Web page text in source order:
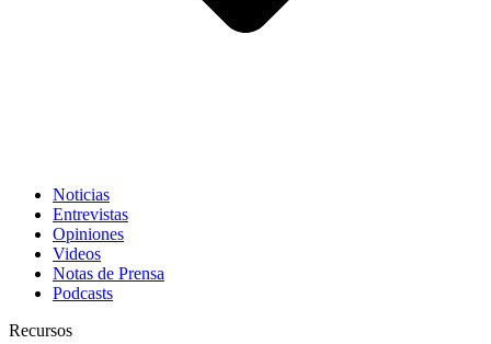
Noticias
Entrevistas
Opiniones
Videos
Notas de Prensa
Podcasts
Recursos